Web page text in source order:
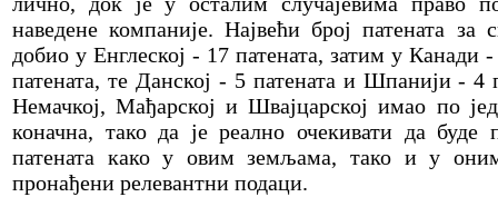
наведене компаније. Највећи број патената за
добио у Енглеској - 17 патената, затим у Канади
патената, те Данској - 5 патената и Шпанији - 4
Немачкој, Мађарској и Швајцарској имао по
коначна, тако да је реално очекивати да
патената како у овим земљама, тако и у
пронађени релевантни подаци.